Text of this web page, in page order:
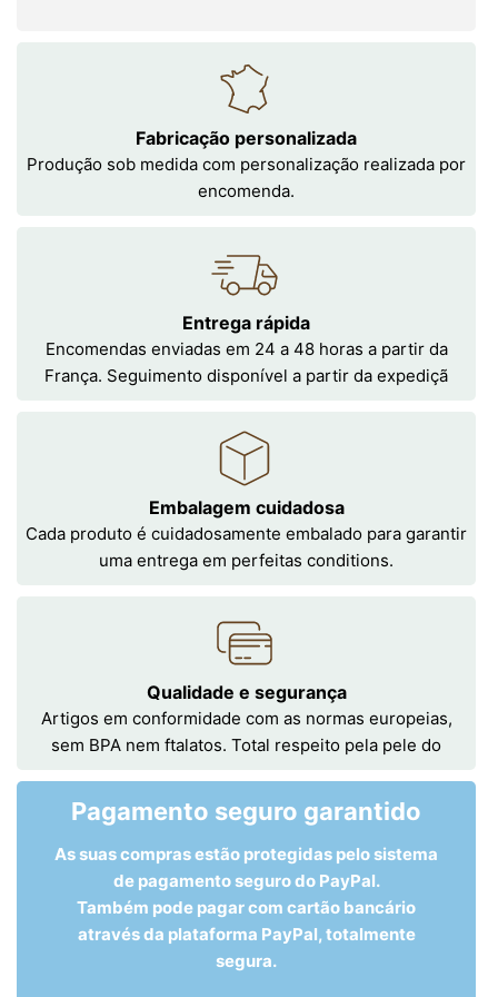
Fabricação personalizada
Produção sob medida com personalização realizada por
encomenda.
Entrega rápida
Encomendas enviadas em 24 a 48 horas a partir da
França. Seguimento disponível a partir da expediçã
Embalagem cuidadosa
Cada produto é cuidadosamente embalado para garantir
uma entrega em perfeitas conditions.
Qualidade e segurança
Artigos em conformidade com as normas europeias,
sem BPA nem ftalatos. Total respeito pela pele do
Pagamento seguro garantido
As suas compras estão protegidas pelo sistema
de pagamento seguro do PayPal.
Também pode pagar com cartão bancário
através da plataforma PayPal, totalmente
segura.